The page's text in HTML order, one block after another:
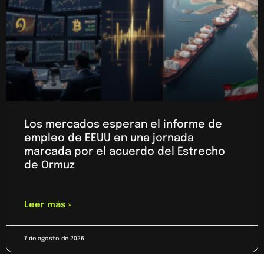
Los mercados esperan el informe de
empleo de EEUU en una jornada
marcada por el acuerdo del Estrecho
de Ormuz
Leer más »
7 de agosto de 2026